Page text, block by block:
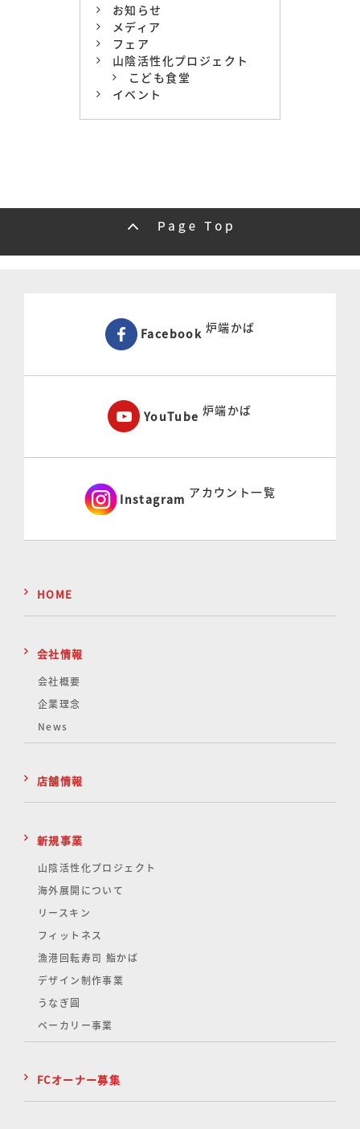
お知らせ
メディア
フェア
山陰活性化プロジェクト
こども食堂
イベント
Facebook 炉端かば
YouTube 炉端かば
Instagram アカウント一覧
HOME
会社情報
会社概要
企業理念
News
店舗情報
新規事業
山陰活性化プロジェクト
海外展開について
リースキン
フィットネス
漁港回転寿司 鮨かば
デザイン制作事業
うなぎ圓
ベーカリー事業
FCオーナー募集